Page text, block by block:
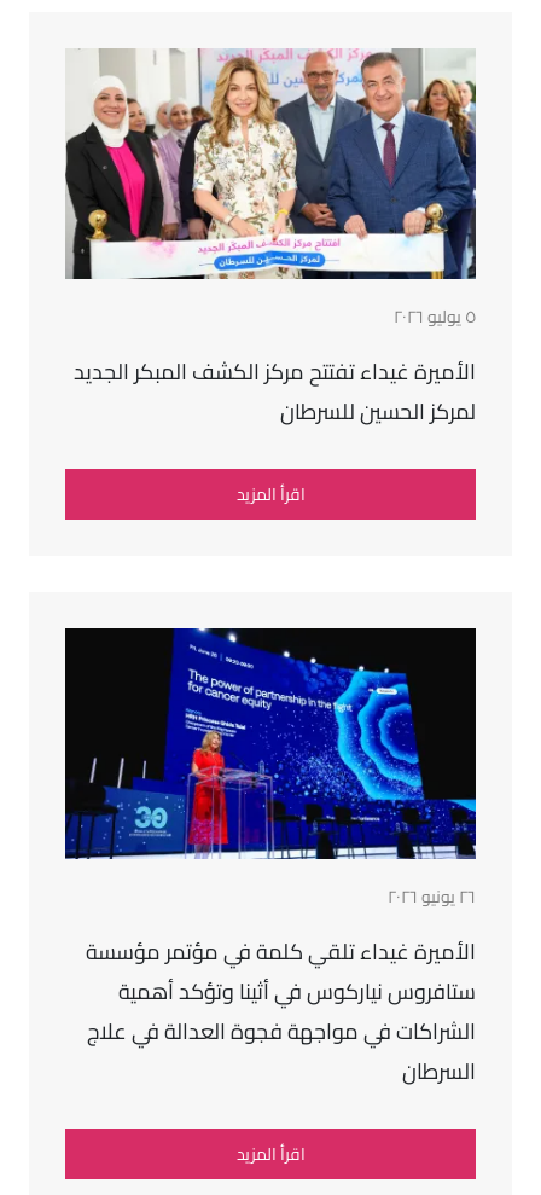
٥ يوليو ٢٠٢٦
الأميرة غيداء تفتتح مركز الكشف المبكر الجديد
لمركز الحسين للسرطان
اقرأ المزيد
٢٦ يونيو ٢٠٢٦
الأميرة غيداء تلقي كلمة في مؤتمر مؤسسة
ستافروس نياركوس في أثينا وتؤكد أهمية
الشراكات في مواجهة فجوة العدالة في علاج
السرطان
اقرأ المزيد